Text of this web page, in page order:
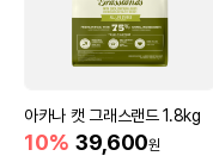
아카나 캣 그래스랜드 1.8kg
10% 39,600원